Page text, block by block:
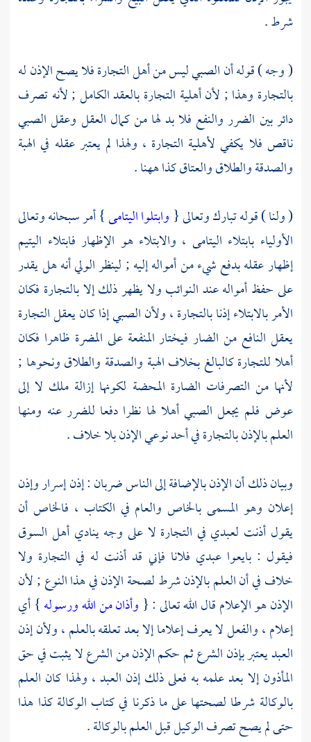
شرط .
( وجه ) قوله أن الصبي ليس من أهل التجارة فلا يصح الإذن له
بالتجارة وهذا ; لأن أهلية التجارة بالعقد الكامل ; لأنه تصرف
دائر بين الضرر والنفع فلا بد لها من كمال العقل وعقل الصبي
ناقص فلا يكفي لأهلية التجارة ، ولهذا لم يعتبر عقله في الهبة
والصدقة والطلاق والعتاق كذا ههنا .
( ولنا ) قوله تبارك وتعالى { وابتلوا اليتامى} أمر سبحانه وتعالى
الأولياء بابتلاء اليتامى ، والابتلاء هو الإظهار فابتلاء اليتيم
إظهار عقله بدفع شيء من أمواله إليه ; لينظر الولي أنه هل يقدر
على حفظ أمواله عند النوائب ولا يظهر ذلك إلا بالتجارة فكان
الأمر بالابتلاء إذنا بالتجارة ، ولأن الصبي إذا كان يعقل التجارة
يعقل النافع من الضار فيختار المنفعة على المضرة ظاهرا فكان
أهلا للتجارة كالبالغ بخلاف الهبة والصدقة والطلاق ونحوها ;
لأنها من التصرفات الضارة المحضة لكونها إزالة ملك لا إلى
عوض فلم يجعل الصبي أهلا لها نظرا دفعا للضرر عنه ومنها
العلم بالإذن بالتجارة في أحد نوعي الإذن بلا خلاف .
وبيان ذلك أن الإذن بالإضافة إلى الناس ضربان : إذن إسرار وإذن
إعلان وهو المسمى بالخاص والعام في الكتاب ، فالخاص أن
يقول أذنت لعبدي في التجارة لا على وجه ينادي أهل السوق
فيقول : بايعوا عبدي فلانا فإني قد أذنت له في التجارة ولا
خلاف في أن العلم بالإذن شرط لصحة الإذن في هذا النوع ; لأن
الإذن هو الإعلام قال الله تعالى : { وأذان من الله ورسوله} أي
إعلام ، والفعل لا يعرف إعلاما إلا بعد تعلقه بالعلم ، ولأن إذن
العبد يعتبر بإذن الشرع ثم حكم الإذن من الشرع لا يثبت في حق
المأذون إلا بعد علمه به فعلى ذلك إذن العبد ، ولهذا كان العلم
بالوكالة شرطا لصحتها على ما ذكرنا في كتاب الوكالة كذا هذا
حتى لم يصح تصرف الوكيل قبل العلم بالوكالة .